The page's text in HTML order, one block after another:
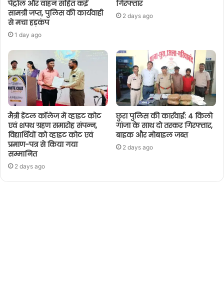
पेट्रोल और वाहन सहित कई
सामग्री जप्त, पुलिस की कार्यवाही
से मचा हड़कंप
1 day ago
गिरफ्तार
2 days ago
मैत्री डेंटल कॉलेज में व्हाइट कोट
एवं शपथ ग्रहण समारोह संपन्न,
विद्यार्थियों को व्हाइट कोट एवं
प्रमाण-पत्र से किया गया
सम्मानित
2 days ago
छुरा पुलिस की कार्रवाई: 4 किलो
गांजा के साथ दो तस्कर गिरफ्तार,
बाइक और मोबाइल जब्त
2 days ago